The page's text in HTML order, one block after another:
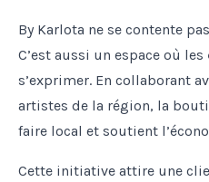
By Karlota ne se contente
C’est aussi un espace où les
s’exprimer. En collaborant
artistes de la région, la
faire local et soutient
Cette initiative attire une